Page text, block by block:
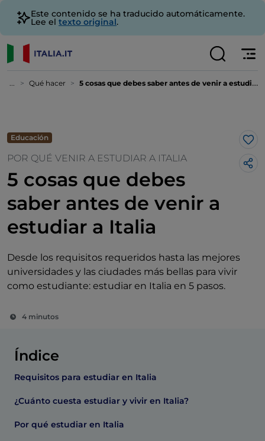
Este contenido se ha traducido automáticamente.
Lee el texto original.
... Qué hacer 5 cosas que debes saber antes de venir a estudiar a Italia
Educación
POR QUÉ VENIR A ESTUDIAR A ITALIA
5 cosas que debes
saber antes de venir a
estudiar a Italia
Desde los requisitos requeridos hasta las mejores
universidades y las ciudades más bellas para vivir
como estudiante: estudiar en Italia en 5 pasos.
4 minutos
Me
Índice
Requisitos para estudiar en Italia
¿Cuánto cuesta estudiar y vivir en Italia?
Por qué estudiar en Italia